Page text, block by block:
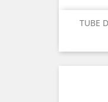
TUBE